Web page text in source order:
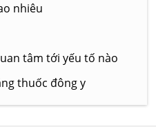
nhiêu
tâm tới yếu tố nào
thuốc đông y